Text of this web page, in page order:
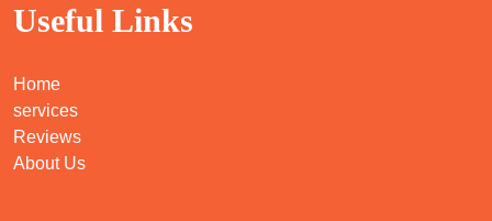
Useful Links
Home
services
Reviews
About Us